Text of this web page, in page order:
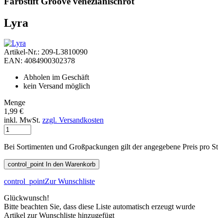
Lyra
Artikel-Nr.: 209-L3810090
EAN: 4084900302378
Abholen im Geschäft
kein Versand möglich
Menge
1,99 €
inkl. MwSt. zzgl. Versandkosten
Bei Sortimenten und Großpackungen gilt der angegebene Preis pro
control_point In den Warenkorb
control_pointZur Wunschliste
Glückwunsch!
Bitte beachten Sie, dass diese Liste automatisch erzeugt wurde
Artikel zur Wunschliste hinzugefügt